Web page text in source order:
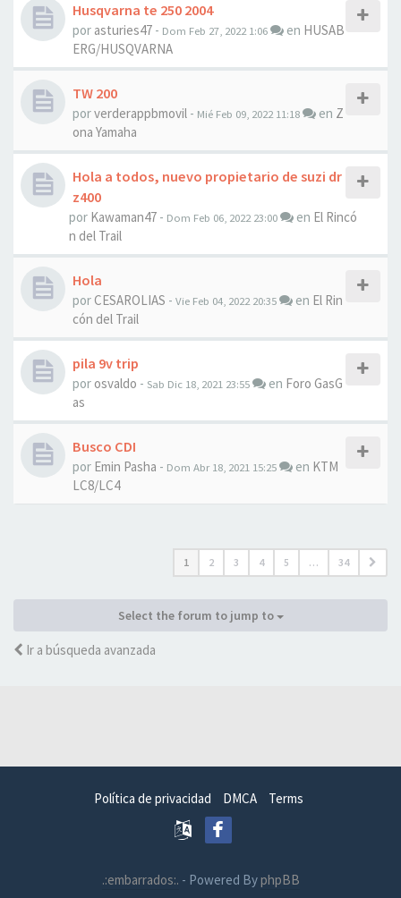
Husqvarna te 250 2004
por asturies47 - Dom Feb 27, 2022 1:06 en HUSAB
ERG/HUSQVARNA
TW 200
porverderappbmovil - Mié Feb 09, 2022 11:18 en Z
ona Yamaha
Hola a todos, nuevo propietario de suzi dr
z400
por Kawaman47 - Dom Feb 06, 2022 23:00 en El Rincó
n del Trail
Hola
por CESAROLIAS - Vie Feb 04, 2022 20:35 en El Rin
cón del Trail
pila 9v trip
por osvaldo - Sab Dic 18, 2021 23:55 en Foro GasG
as
Busco CDI
por Emin Pasha - Dom Abr 18, 2021 15:25 en KTM
LC8/LC4
1 2 3 4 5 … 34
Select the forum to jump to
Ir a búsqueda avanzada
Política de privacidad DMCA Terms
.:embarrados:. - Powered ByphpBB